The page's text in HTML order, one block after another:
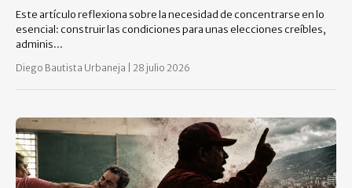
Este artículo reflexiona sobre la necesidad de concentrarse en lo
esencial: construir las condiciones para unas elecciones creíbles,
adminis...
Diego Bautista Urbaneja 28 julio 2026